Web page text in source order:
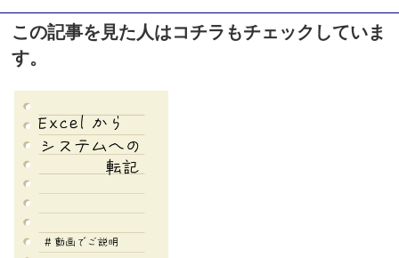
この記事を見た人はコチラもチェックしていま
す。